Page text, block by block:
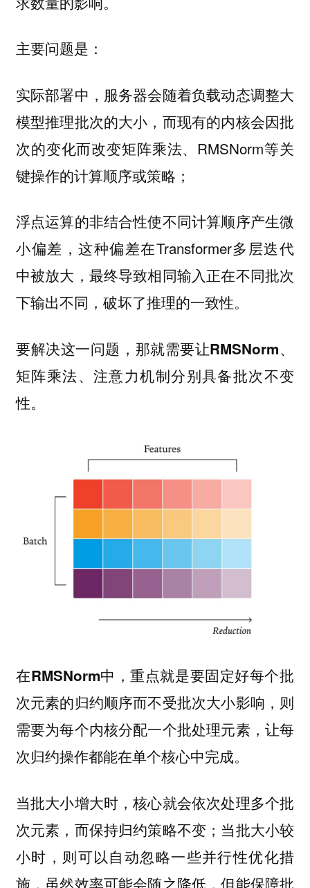
主要问题是：
实际部署中，服务器会随着负载动态调整大
模型推理批次的大小，而现有的内核会因批
次的变化而改变矩阵乘法、RMSNorm等关
键操作的计算顺序或策略；
浮点运算的非结合性使不同计算顺序产生微
小偏差，这种偏差在Transformer多层迭代
中被放大，最终导致相同输入正在不同批次
下输出不同，破坏了推理的一致性。
要解决这一问题，那就需要让RMSNorm、
矩阵乘法、注意力机制分别具备批次不变
性。
在RMSNorm中，重点就是要固定好每个批
次元素的归约顺序而不受批次大小影响，则
需要为每个内核分配一个批处理元素，让每
次归约操作都能在单个核心中完成。
当批大小增大时，核心就会依次处理多个批
次元素，而保持归约策略不变；当批大小较
小时，则可以自动忽略一些并行性优化措
施，虽然效率可能会随之降低，但能保障批